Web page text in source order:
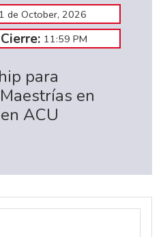
de October, 2026
11:59 PM
para
en
ACU